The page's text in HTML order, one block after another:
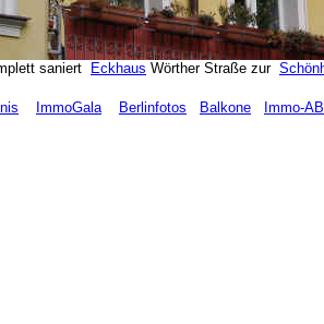
saniert Eckhaus Wörther Straße zur
ImmoGala Berlinfotos Balkone Immo-